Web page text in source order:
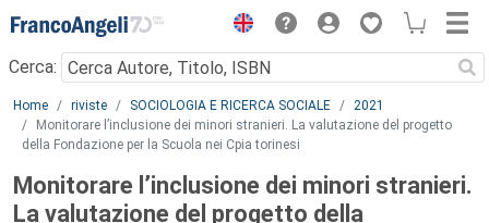
Menu
Cerca:
Main content
Home riviste SOCIOLOGIA E RICERCA SOCIALE
2021
Monitorare l’inclusione dei minori stranieri. La valutazione del progetto
della Fondazione per la Scuola nei Cpia torinesi
Monitorare l’inclusione dei minori stranieri.
La valutazione del progetto della